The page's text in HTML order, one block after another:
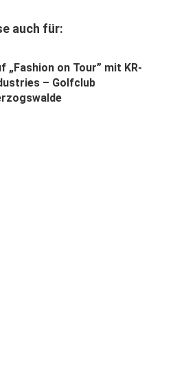
auch für:
„Fashion on Tour” mit KR-
– Golfclub